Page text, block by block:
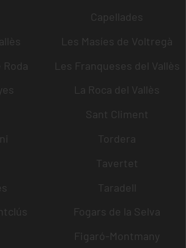
Capellades
Les Masíes de Voltregà
Roda
Les Franqueses del Vallès
La Roca del Vallès
Sant Climent
Tordera
Tavertet
Taradell
Fogars de la Selva
Figaró-Montmany